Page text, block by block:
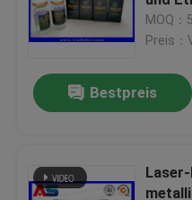
Kundenspezifische
kleine Glasphiolen
MOQ：
Preis：
Bestpreis